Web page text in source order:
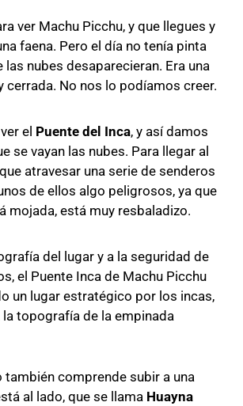
ver Machu Picchu, y que llegues y
faena. Pero el día no tenía pinta
las nubes desaparecieran. Era una
cerrada. No nos lo podíamos creer.
el Puente del Inca, y así damos
se vayan las nubes. Para llegar al
atravesar una serie de senderos
de ellos algo peligrosos, ya que
mojada, está muy resbaladizo.
del lugar y a la seguridad de
el Puente Inca de Machu Picchu
un lugar estratégico por los incas,
la topografía de la empinada
comprende subir a una
al lado, que se llama Huayna